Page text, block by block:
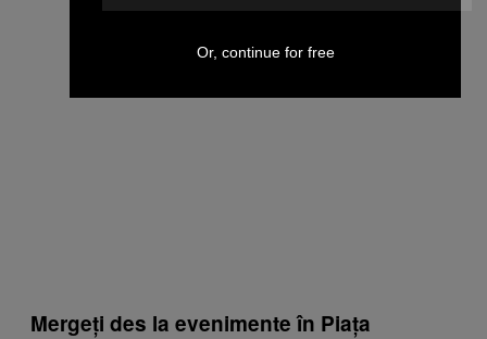
Mergeți des la evenimente în Piaţa
Or, continue for free